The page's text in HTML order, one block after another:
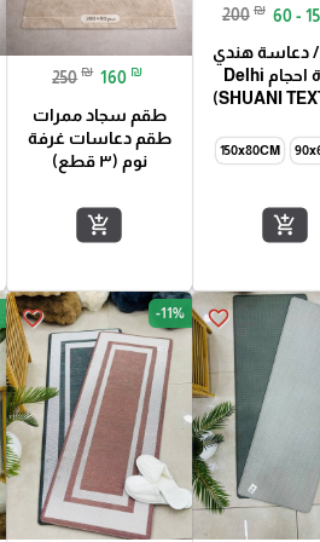
200 ₪ 60 -
دعاسة هندي
بعدة احجام Delhi
(SHUANI
150x80CM
add_shopping_cart
250 ₪ 160 ₪
طقم سجاد ممرات
طقم دعاسات غرفة
نوم (٣ قطع)
add_shopping_cart
favorite_border
favorite_border -11%